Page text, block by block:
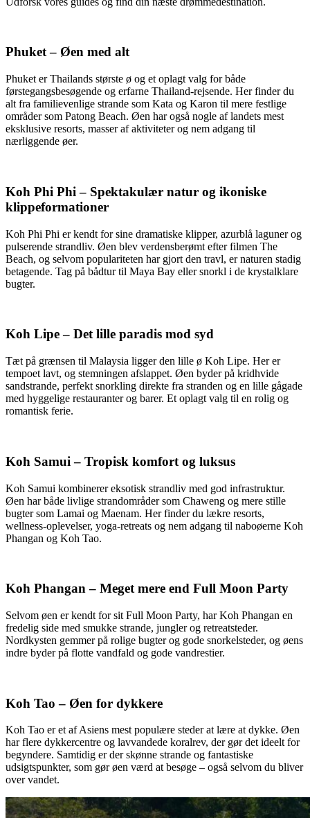
Phuket – Øen med alt
Phuket er Thailands største ø og et oplagt valg for både
førstegangsbesøgende og erfarne Thailand-rejsende. Her finder du
alt fra familievenlige strande som Kata og Karon til mere festlige
områder som Patong Beach. Øen har også nogle af landets mest
eksklusive resorts, masser af aktiviteter og nem adgang til
nærliggende øer.
Koh Phi Phi – Spektakulær natur og ikoniske
klippeformationer
Koh Phi Phi er kendt for sine dramatiske klipper, azurblå laguner og
pulserende strandliv. Øen blev verdensberømt efter filmen The
Beach, og selvom populariteten har gjort den travl, er naturen stadig
betagende. Tag på bådtur til Maya Bay eller snorkl i de krystalklare
bugter.
Koh Lipe – Det lille paradis mod syd
Tæt på grænsen til Malaysia ligger den lille ø Koh Lipe. Her er
tempoet lavt, og stemningen afslappet. Øen byder på kridhvide
sandstrande, perfekt snorkling direkte fra stranden og en lille gågade
med hyggelige restauranter og barer. Et oplagt valg til en rolig og
romantisk ferie.
Koh Samui – Tropisk komfort og luksus
Koh Samui kombinerer eksotisk strandliv med god infrastruktur.
Øen har både livlige strandområder som Chaweng og mere stille
bugter som Lamai og Maenam. Her finder du lækre resorts,
wellness-oplevelser, yoga-retreats og nem adgang til naboøerne Koh
Phangan og Koh Tao.
Koh Phangan – Meget mere end Full Moon Party
Selvom øen er kendt for sit Full Moon Party, har Koh Phangan en
fredelig side med smukke strande, jungler og retreatsteder.
Nordkysten gemmer på rolige bugter og gode snorkelsteder, og øens
indre byder på flotte vandfald og gode vandrestier.
Koh Tao – Øen for dykkere
Koh Tao er et af Asiens mest populære steder at lære at dykke. Øen
har flere dykkercentre og lavvandede koralrev, der gør det ideelt for
begyndere. Samtidig er der skønne strande og fantastiske
udsigtspunkter, som gør øen værd at besøge – også selvom du bliver
over vandet.